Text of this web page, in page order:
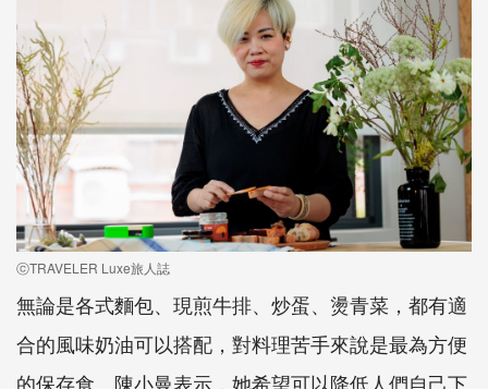
ⓒTRAVELER Luxe旅人誌
無論是各式麵包、現煎牛排、炒蛋、燙青菜，都有適
合的風味奶油可以搭配，對料理苦手來說是最為方便
的保存食。陳小曼表示，她希望可以降低人們自己下